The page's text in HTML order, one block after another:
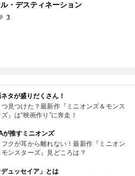
・デスティネーション
3
タが盛りだくさん！
つ見つけた？最新作『ミニオンズ＆モンス
』は“映画作り”に奔走！
が推すミニオンズ
フクが耳から離れない！最新作『ミニオン
モンスターズ』見どころは？
デュッセイア」とは